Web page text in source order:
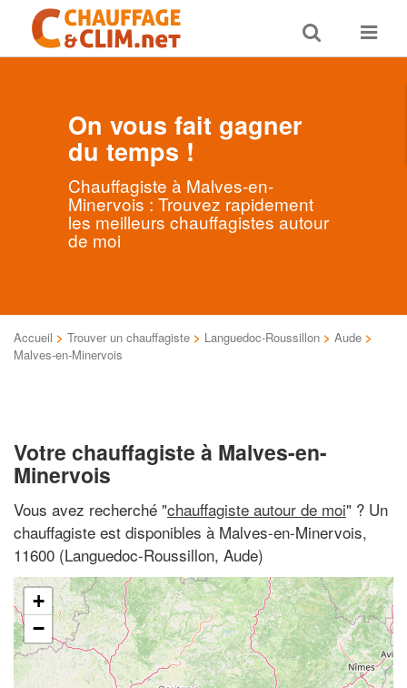
Toggle
search
Toggle
On vous fait gagner
du temps !
Chauffagiste à Malves-en-
Minervois : Trouvez rapidement
les meilleurs chauffagistes autour
de moi
Accueil > Trouver un chauffagiste > Languedoc-Roussillon > Aude >
Malves-en-Minervois
Votre chauffagiste à Malves-en-
Minervois
Vous avez recherché "chauffagiste autour de moi" ? Un
chauffagiste est disponibles à Malves-en-Minervois,
11600 (Languedoc-Roussillon, Aude)
+
−